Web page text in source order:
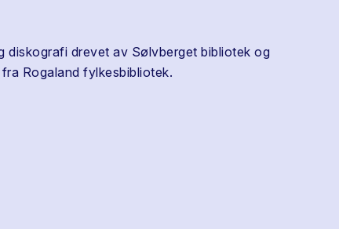
diskografi drevet av Sølvberget bibliotek og
Rogaland fylkesbibliotek.